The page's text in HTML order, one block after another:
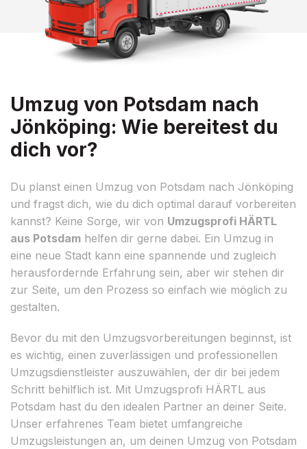
Umzug von Potsdam nach
Jönköping: Wie bereitest du
dich vor?
Du planst einen Umzug von Potsdam nach Jönköping
und fragst dich, wie du dich optimal darauf vorbereiten
kannst? Keine Sorge, wir von Umzugsprofi HÄRTL
aus Potsdam helfen dir gerne dabei. Ein Umzug in
eine neue Stadt kann eine spannende und zugleich
herausfordernde Erfahrung sein, aber wir stehen dir
zur Seite, um den Prozess so einfach wie möglich zu
gestalten.
Bevor du mit den Umzugsvorbereitungen beginnst, ist
es wichtig, einen zuverlässigen und professionellen
Umzugsdienstleister auszuwählen, der dir bei jedem
Schritt behilflich ist. Mit Umzugsprofi HÄRTL aus
Potsdam hast du den idealen Partner an deiner Seite.
Unser erfahrenes Team bietet umfangreiche
Umzugsleistungen an, um deinen Umzug von Potsdam